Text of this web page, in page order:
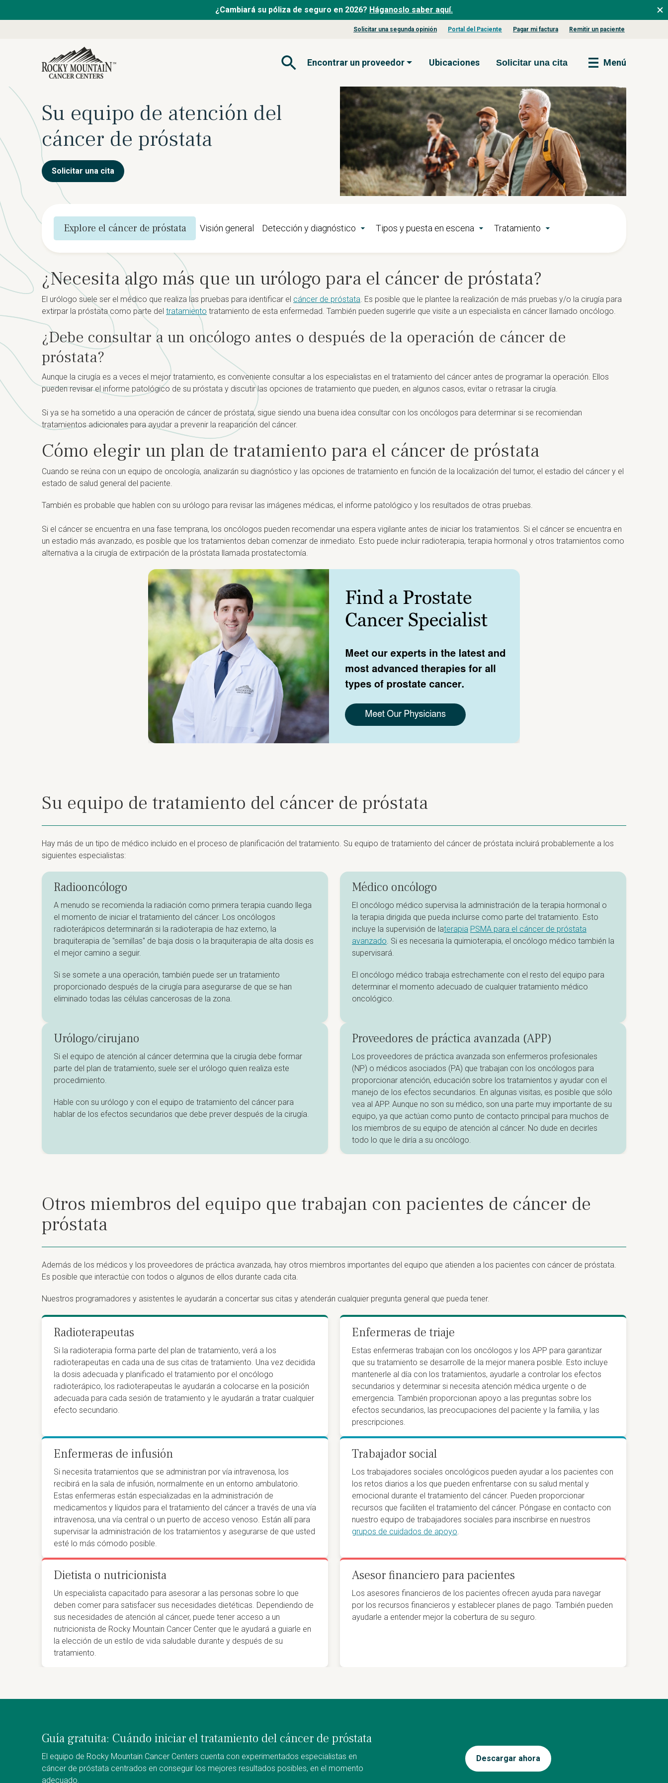
¿Cambiará su póliza de seguro en 2026? Háganoslo saber aquí.
Solicitar una segunda opinión Portal del Paciente Pagar mi factura Remitir un paciente
Abrir formulario de búsqueda
Encontrar un proveedor Ubicaciones Solicitar una cita Menú
Su equipo de atención del
cáncer de próstata
Solicitar una cita
Explore el cáncer de próstata Visión general Detección y diagnóstico Tipos y puesta en escena Tratamiento
¿Necesita algo más que un urólogo para el cáncer de próstata?
El urólogo suele ser el médico que realiza las pruebas para identificar el cáncer de próstata. Es posible que le plantee la realización de más pruebas y/o la cirugía para
extirpar la próstata como parte del tratamiento tratamiento de esta enfermedad. También pueden sugerirle que visite a un especialista en cáncer llamado oncólogo.
¿Debe consultar a un oncólogo antes o después de la operación de cáncer de
próstata?
Aunque la cirugía es a veces el mejor tratamiento, es conveniente consultar a los especialistas en el tratamiento del cáncer antes de programar la operación. Ellos
pueden revisar el informe patológico de su próstata y discutir las opciones de tratamiento que pueden, en algunos casos, evitar o retrasar la cirugía.
Si ya se ha sometido a una operación de cáncer de próstata, sigue siendo una buena idea consultar con los oncólogos para determinar si se recomiendan
tratamientos adicionales para ayudar a prevenir la reaparición del cáncer.
Cómo elegir un plan de tratamiento para el cáncer de próstata
Cuando se reúna con un equipo de oncología, analizarán su diagnóstico y las opciones de tratamiento en función de la localización del tumor, el estadio del cáncer y el
estado de salud general del paciente.
También es probable que hablen con su urólogo para revisar las imágenes médicas, el informe patológico y los resultados de otras pruebas.
Si el cáncer se encuentra en una fase temprana, los oncólogos pueden recomendar una espera vigilante antes de iniciar los tratamientos. Si el cáncer se encuentra en
un estadio más avanzado, es posible que los tratamientos deban comenzar de inmediato. Esto puede incluir radioterapia, terapia hormonal y otros tratamientos como
alternativa a la cirugía de extirpación de la próstata llamada prostatectomía.
Su equipo de tratamiento del cáncer de próstata
Hay más de un tipo de médico incluido en el proceso de planificación del tratamiento. Su equipo de tratamiento del cáncer de próstata incluirá probablemente a los
siguientes especialistas:
Radiooncólogo
A menudo se recomienda la radiación como primera terapia cuando llega
el momento de iniciar el tratamiento del cáncer. Los oncólogos
radioterápicos determinarán si la radioterapia de haz externo, la
braquiterapia de "semillas" de baja dosis o la braquiterapia de alta dosis es
el mejor camino a seguir.
Si se somete a una operación, también puede ser un tratamiento
proporcionado después de la cirugía para asegurarse de que se han
eliminado todas las células cancerosas de la zona.
Médico oncólogo
El oncólogo médico supervisa la administración de la terapia hormonal o
la terapia dirigida que pueda incluirse como parte del tratamiento. Esto
incluye la supervisión de laterapia PSMA para el cáncer de próstata
avanzado. Si es necesaria la quimioterapia, el oncólogo médico también la
supervisará.
El oncólogo médico trabaja estrechamente con el resto del equipo para
determinar el momento adecuado de cualquier tratamiento médico
oncológico.
Urólogo/cirujano
Si el equipo de atención al cáncer determina que la cirugía debe formar
parte del plan de tratamiento, suele ser el urólogo quien realiza este
procedimiento.
Hable con su urólogo y con el equipo de tratamiento del cáncer para
hablar de los efectos secundarios que debe prever después de la cirugía.
Proveedores de práctica avanzada (APP)
Los proveedores de práctica avanzada son enfermeros profesionales
(NP) o médicos asociados (PA) que trabajan con los oncólogos para
proporcionar atención, educación sobre los tratamientos y ayudar con el
manejo de los efectos secundarios. En algunas visitas, es posible que sólo
vea al APP. Aunque no son su médico, son una parte muy importante de su
equipo, ya que actúan como punto de contacto principal para muchos de
los miembros de su equipo de atención al cáncer. No dude en decirles
todo lo que le diría a su oncólogo.
Otros miembros del equipo que trabajan con pacientes de cáncer de
próstata
Además de los médicos y los proveedores de práctica avanzada, hay otros miembros importantes del equipo que atienden a los pacientes con cáncer de próstata.
Es posible que interactúe con todos o algunos de ellos durante cada cita.
Nuestros programadores y asistentes le ayudarán a concertar sus citas y atenderán cualquier pregunta general que pueda tener.
Radioterapeutas
Si la radioterapia forma parte del plan de tratamiento, verá a los
radioterapeutas en cada una de sus citas de tratamiento. Una vez decidida
la dosis adecuada y planificado el tratamiento por el oncólogo
radioterápico, los radioterapeutas le ayudarán a colocarse en la posición
adecuada para cada sesión de tratamiento y le ayudarán a tratar cualquier
efecto secundario.
Enfermeras de triaje
Estas enfermeras trabajan con los oncólogos y los APP para garantizar
que su tratamiento se desarrolle de la mejor manera posible. Esto incluye
mantenerle al día con los tratamientos, ayudarle a controlar los efectos
secundarios y determinar si necesita atención médica urgente o de
emergencia. También proporcionan apoyo a las preguntas sobre los
efectos secundarios, las preocupaciones del paciente y la familia, y las
prescripciones.
Enfermeras de infusión
Si necesita tratamientos que se administran por vía intravenosa, los
recibirá en la sala de infusión, normalmente en un entorno ambulatorio.
Estas enfermeras están especializadas en la administración de
medicamentos y líquidos para el tratamiento del cáncer a través de una vía
intravenosa, una vía central o un puerto de acceso venoso. Están allí para
supervisar la administración de los tratamientos y asegurarse de que usted
esté lo más cómodo posible.
Trabajador social
Los trabajadores sociales oncológicos pueden ayudar a los pacientes con
los retos diarios a los que pueden enfrentarse con su salud mental y
emocional durante el tratamiento del cáncer. Pueden proporcionar
recursos que faciliten el tratamiento del cáncer. Póngase en contacto con
nuestro equipo de trabajadores sociales para inscribirse en nuestros
grupos de cuidados de apoyo.
Dietista o nutricionista
Un especialista capacitado para asesorar a las personas sobre lo que
deben comer para satisfacer sus necesidades dietéticas. Dependiendo de
sus necesidades de atención al cáncer, puede tener acceso a un
nutricionista de Rocky Mountain Cancer Center que le ayudará a guiarle en
la elección de un estilo de vida saludable durante y después de su
tratamiento.
Asesor financiero para pacientes
Los asesores financieros de los pacientes ofrecen ayuda para navegar
por los recursos financieros y establecer planes de pago. También pueden
ayudarle a entender mejor la cobertura de su seguro.
Guía gratuita: Cuándo iniciar el tratamiento del cáncer de próstata
El equipo de Rocky Mountain Cancer Centers cuenta con experimentados especialistas en
cáncer de próstata centrados en conseguir los mejores resultados posibles, en el momento
adecuado.
Descargar ahora